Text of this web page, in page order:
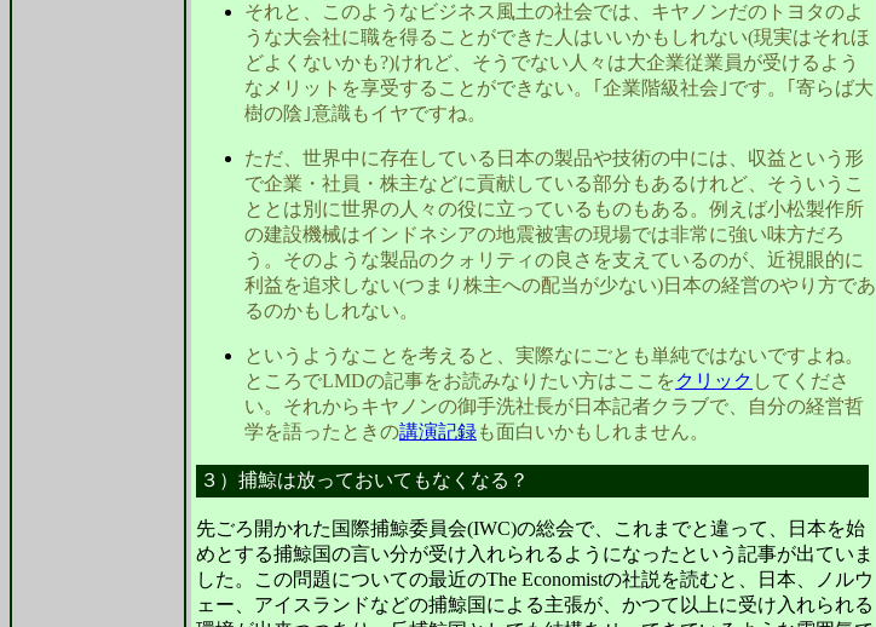
それと、このようなビジネス風土の社会では、キヤノンだのトヨタのよ
うな大会社に職を得ることができた人はいいかもしれない(現実はそれほ
どよくないかも?)けれど、そうでない人々は大企業従業員が受けるよう
なメリットを享受することができない。｢企業階級社会｣です。｢寄らば大
樹の陰｣意識もイヤですね。
ただ、世界中に存在している日本の製品や技術の中には、収益という形
で企業・社員・株主などに貢献している部分もあるけれど、そういうこ
ととは別に世界の人々の役に立っているものもある。例えば小松製作所
の建設機械はインドネシアの地震被害の現場では非常に強い味方だろ
う。そのような製品のクォリティの良さを支えているのが、近視眼的に
利益を追求しない(つまり株主への配当が少ない)日本の経営のやり方であ
るのかもしれない。
というようなことを考えると、実際なにごとも単純ではないですよね。
ところでLMDの記事をお読みなりたい方はここを クリック してくださ
い。それからキヤノンの御手洗社長が日本記者クラブで、自分の経営哲
学を語ったときの講演記録も面白いかもしれません。
３）捕鯨は放っておいてもなくなる？
先ごろ開かれた国際捕鯨委員会(IWC)の総会で、これまでと違って、日本を始
めとする捕鯨国の言い分が受け入れられるようになったという記事が出ていま
した。この問題についての最近のThe Economistの社説を読むと、日本、ノルウ
ェー、アイスランドなどの捕鯨国による主張が、かつて以上に受け入れられる